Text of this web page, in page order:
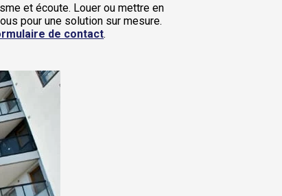
et écoute. Louer ou mettre en
pour une solution sur mesure.
de contact.